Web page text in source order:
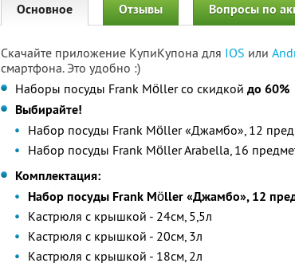
Основное Отзывы Вопросы по
Скачайте приложение КупиКупона для IOS или
смартфона. Это удобно :)
Наборы посуды Frank Möller со скидкой до 60%
Выбирайте!
Набор посуды Frank Möller «Джамбо», 12
Набор посуды Frank Möller Arabella, 16
Комплектация:
Набор посуды Frank Möller «Джамбо», 12
Кастрюля с крышкой - 24см, 5,5л
Кастрюля с крышкой - 20см, 3л
Кастрюля с крышкой - 18см, 2л